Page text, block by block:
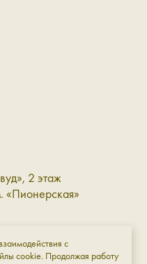
2 этаж
«Пионерская»
3 этаж
с
cookie. Продолжая работу